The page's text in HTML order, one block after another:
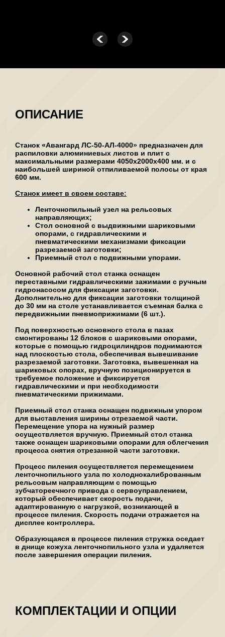
ОПИСАНИЕ
Станок «Авангард ЛС-50-АЛ-4000» предназначен для
распиловки алюминиевых листов и плит с
максимальными размерами 4050х2000х400 мм. и с
наибольшей шириной отпиливаемой полосы от края
600 мм.
Станок имеет в своем составе:
Ленточнопильный узел на рельсовых
направляющих;
Стол основной с выдвижными шариковыми
опорами, с гидравлическими и
пневматическими механизмами фиксации
разрезаемой заготовки;
Приемный стол с подвижными упорами.
Основной рабочий стол станка оснащен
переставными гидравлическими зажимами с ручным
гидронасосом для фиксации заготовки.
Дополнительно для фиксации заготовки толщиной
до 30 мм на столе устанавливается съемная балка с
передвижными пневмоприжимами (6 шт.).
Под поверхностью основного стола в пазах
смонтированы 12 блоков с шариковыми опорами,
которые с помощью гидроцилиндров поднимаются
над плоскостью стола, обеспечивая вывешивание
разрезаемой заготовки. Заготовка, вывешенная на
шариковых опорах, вручную позиционируется в
требуемое положение и фиксируется
гидравлическими и при необходимости
пневматическими прижимами.
Приемный стол станка оснащен подвижным упором
для выставления ширины отрезаемой части.
Перемещение упора на нужный размер
осуществляется вручную. Приемный стол станка
также оснащен шариковыми опорами для облегчения
процесса снятия отрезанной части заготовки.
Процесс пиления осуществляется перемещением
ленточнопильного узла по холоднокалиброванным
рельсовым направляющим с помощью
зубчатореечного привода с сервоуправлением,
который обеспечивает скорость подачи,
адаптированную с нагрузкой, возникающей в
процессе пиления. Скорость подачи отражается на
дисплее контроллера.
Образующаяся в процессе пиления стружка оседает
в днище кожуха ленточнопильного узла и удаляется
после завершения операции пиления.
КОМПЛЕКТАЦИИ И ОПЦИИ